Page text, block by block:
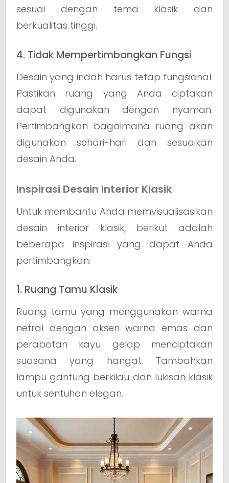
sesuai dengan tema klasik dan
berkualitas tinggi.
4. Tidak Mempertimbangkan Fungsi
Desain yang indah harus tetap fungsional.
Pastikan ruang yang Anda ciptakan
dapat digunakan dengan nyaman.
Pertimbangkan bagaimana ruang akan
digunakan sehari-hari dan sesuaikan
desain Anda.
Inspirasi Desain Interior Klasik
Untuk membantu Anda memvisualisasikan
desain interior klasik, berikut adalah
beberapa inspirasi yang dapat Anda
pertimbangkan:
1. Ruang Tamu Klasik
Ruang tamu yang menggunakan warna
netral dengan aksen warna emas dan
perabotan kayu gelap menciptakan
suasana yang hangat. Tambahkan
lampu gantung berkilau dan lukisan klasik
untuk sentuhan elegan.